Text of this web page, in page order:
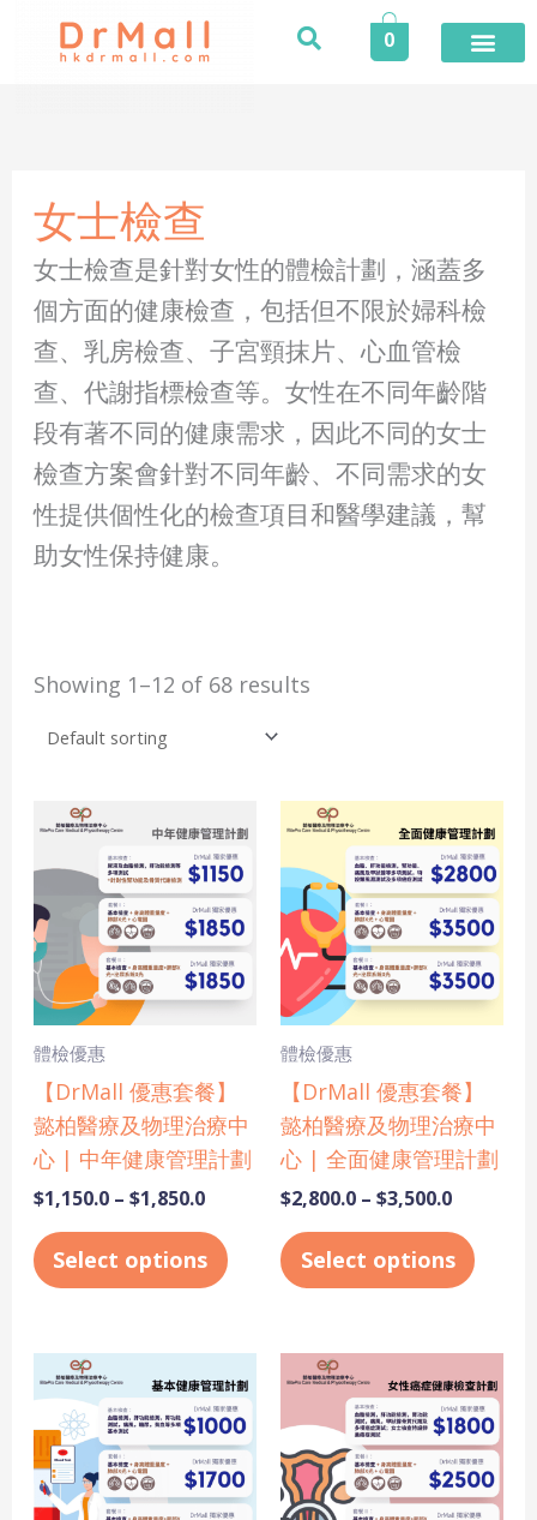
0
女士檢查
女士檢查是針對女性的體檢計劃，涵蓋多
個方面的健康檢查，包括但不限於婦科檢
查、乳房檢查、子宮頸抹片、心血管檢
查、代謝指標檢查等。女性在不同年齡階
段有著不同的健康需求，因此不同的女士
檢查方案會針對不同年齡、不同需求的女
性提供個性化的檢查項目和醫學建議，幫
助女性保持健康。
Showing 1–12 of 68 results
體檢優惠
【DrMall 優惠套餐】
懿柏醫療及物理治療中
心 | 中年健康管理計劃
$1,150.0 – $1,850.0
range:
$1,150.0
through
$1,850.0
Select options
product
has
multiple
variants.
The
options
chosen
on
page
體檢優惠
【DrMall 優惠套餐】
懿柏醫療及物理治療中
心 | 全面健康管理計劃
$2,800.0 – $3,500.0
range:
$2,800.0
through
$3,500.0
Select options
has
The
on
page
range:
$1,000.0
through
$1,700.0
product
has
multiple
variants.
range:
$1,800.0
through
$2,500.0
has